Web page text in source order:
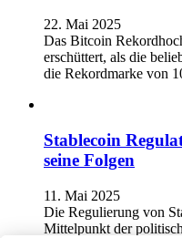
22. Mai 2025
Das Bitcoin
erschüttert, als die
die Rekordmarke von
Stablecoin
seine Folgen
11. Mai 2025
Die Regulierung von
Mittelpunkt der